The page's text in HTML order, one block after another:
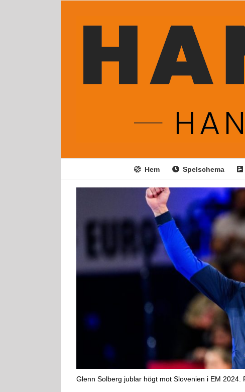
Hem Spelschema
Glenn Solberg jublar högt mot Slovenien i EM 2024.